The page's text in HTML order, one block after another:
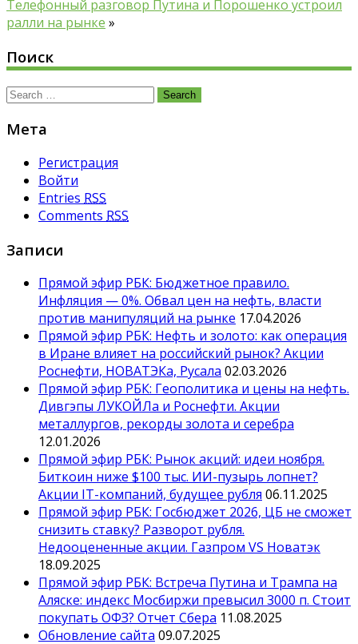
Телефонный разговор Путина и Порошенко устроил
ралли на рынке »
Поиск
Search
Мета
Регистрация
Войти
Entries RSS
Comments RSS
Записи
Прямой эфир РБК: Бюджетное правило.
Инфляция — 0%. Обвал цен на нефть, власти
против манипуляций на рынке 17.04.2026
Прямой эфир РБК: Нефть и золото: как операция
в Иране влияет на российский рынок? Акции
Роснефти, НОВАТЭКа, Русала 02.03.2026
Прямой эфир РБК: Геополитика и цены на нефть.
Дивгэпы ЛУКОЙЛа и Роснефти. Акции
металлургов, рекорды золота и серебра
12.01.2026
Прямой эфир РБК: Рынок акций: идеи ноября.
Биткоин ниже $100 тыс. ИИ-пузырь лопнет?
Акции IT-компаний, будущее рубля 06.11.2025
Прямой эфир РБК: Госбюджет 2026, ЦБ не сможет
снизить ставку? Разворот рубля.
Недооцененные акции. Газпром VS Новатэк
18.09.2025
Прямой эфир РБК: Встреча Путина и Трампа на
Аляске: индекс Мосбиржи превысил 3000 п. Стоит
покупать ОФЗ? Отчет Сбера 11.08.2025
Обновление сайта 09.07.2025